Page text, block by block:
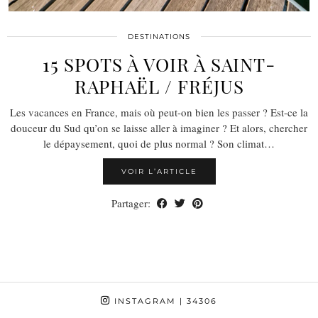
DESTINATIONS
15 SPOTS À VOIR À SAINT-
RAPHAËL / FRÉJUS
Les vacances en France, mais où peut-on bien les passer ? Est-ce la
douceur du Sud qu’on se laisse aller à imaginer ? Et alors, chercher
le dépaysement, quoi de plus normal ? Son climat…
VOIR L’ARTICLE
Partager:
INSTAGRAM | 34306